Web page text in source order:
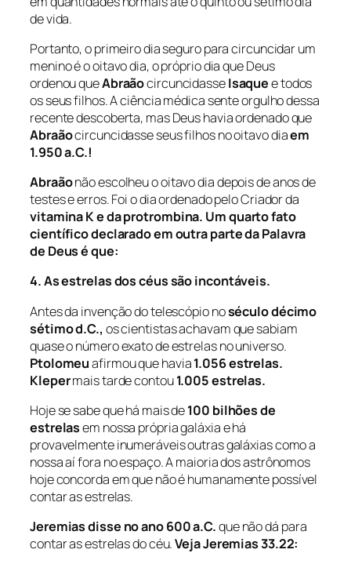
de vida.
Portanto, o primeiro dia seguro para circuncidar um
menino é o oitavo dia, o próprio dia que Deus
ordenou queAbraãocircuncidasseIsaquee todos
os seus filhos. A ciência médica sente orgulho dessa
recente descoberta, mas Deus havia ordenado que
Abraãocircuncidasse seus filhos no oitavo diaem
1.950 a.C.!
Abraãonão escolheu o oitavo dia depois de anos de
testes e erros. Foi o dia ordenado pelo Criador da
vitamina Ke daprotrombina. Um quarto fato
científico declarado em outra parte da Palavra
de Deus é que:
4. As estrelas dos céus são incontáveis.
Antes da invenção do telescópio noséculo décimo
sétimo d.C., os cientistas achavam que sabiam
quase o número exato de estrelas no universo.
Ptolomeuafirmou que havia1.056 estrelas.
Klepermais tarde contou1.005 estrelas.
Hoje se sabe que há mais de100 bilhões de
estrelasem nossa própria galáxia e há
provavelmente inumeráveis outras galáxias como a
nossa aí fora no espaço. A maioria dos astrônomos
hoje concorda em que não é humanamente possível
contar as estrelas.
Jeremiasdisse noano 600 a.C.que não dá para
contar as estrelas do céu.Veja Jeremias 33.22: